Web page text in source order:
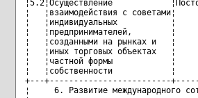
¦5.2¦Осуществление
¦   ¦взаимодействия с советами¦
¦   ¦индивидуальных           ¦
¦   ¦предпринимателей,
¦   ¦созданными на рынках
¦   ¦иных торговых
¦   ¦частной формы
¦   ¦собственности
+---+-------------------------
¦     6. Развитие международного